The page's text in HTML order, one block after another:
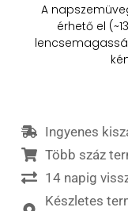
A
érhető el
Ingyenes
Több száz
14 napig
Készletes